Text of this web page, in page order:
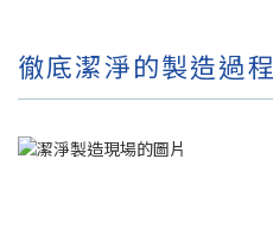
徹底潔淨的製造過程